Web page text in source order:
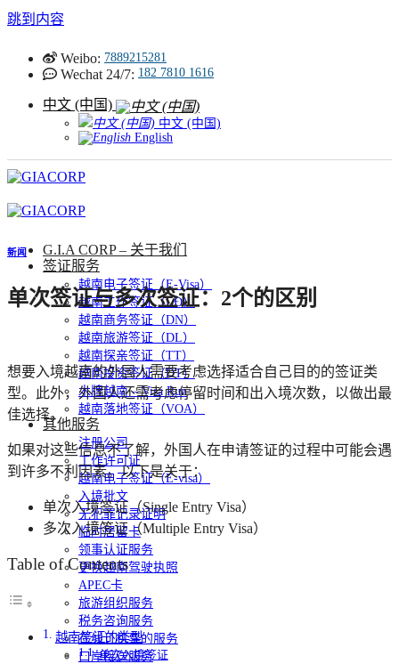
跳到内容
Weibo: 7889215281
Wechat 24/7: 182 7810 1616
中文 (中国)
中文 (中国)
English
G.I.A CORP – 关于我们
签证服务
越南电子签证（E-Visa）
越南工作签证（LĐ）
越南商务签证（DN）
越南旅游签证（DL）
越南探亲签证（TT）
越南投资签证（ĐT）
木牌越南 – Visa Run
越南落地签证（VOA）
其他服务
注册公司
工作许可证
越南电子签证（E-visa）
入境批文
无犯罪记录证明
临时居留卡
领事认证服务
更换越南驾驶执照
APEC卡
旅游组织服务
税务咨询服务
在线订机票的服务
口岸接送服务
新闻
单次签证与多次签证：2个的区别
想要入境越南的外国人需要考虑选择适合自己目的的签证类
型。此外，外国人还需考虑停留时间和出入境次数，以做出最
佳选择。
如果对这些信息不了解，外国人在申请签证的过程中可能会遇
到许多不利因素。以下是关于：
单次入境签证（Single Entry Visa）
多次入境签证（Multiple Entry Visa）
Table of Contents
越南签证的类型
单次入境签证